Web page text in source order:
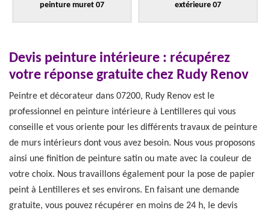
peinture muret 07
extérieure 07
Devis peinture intérieure : récupérez
votre réponse gratuite chez Rudy Renov
Peintre et décorateur dans 07200, Rudy Renov est le
professionnel en peinture intérieure à Lentilleres qui vous
conseille et vous oriente pour les différents travaux de peinture
de murs intérieurs dont vous avez besoin. Nous vous proposons
ainsi une finition de peinture satin ou mate avec la couleur de
votre choix. Nous travaillons également pour la pose de papier
peint à Lentilleres et ses environs. En faisant une demande
gratuite, vous pouvez récupérer en moins de 24 h, le devis